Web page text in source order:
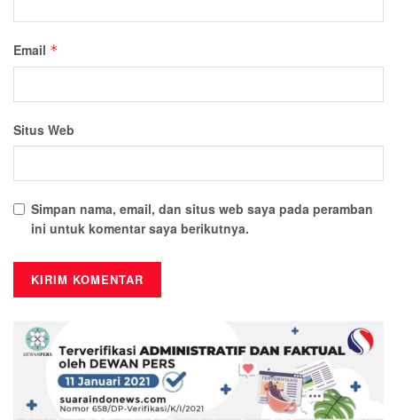
Email *
Situs Web
Simpan nama, email, dan situs web saya pada peramban
ini untuk komentar saya berikutnya.